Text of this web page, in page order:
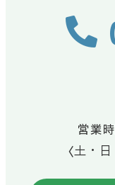
営業
〈土・